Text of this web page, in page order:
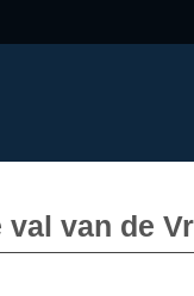
val van de